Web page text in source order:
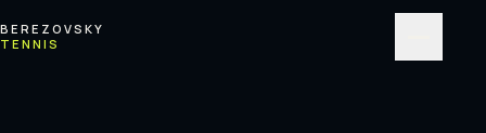
BEREZOVSKY
TENNIS